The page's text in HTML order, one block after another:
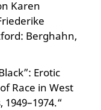
Karen
Berghahn,
Erotic
Race in West